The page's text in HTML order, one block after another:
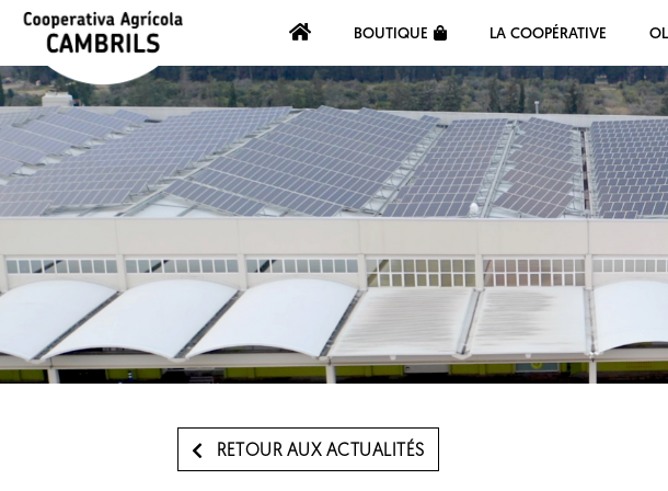
BOUTIQUE LA COOPÉRATIVE
RETOUR AUX ACTUALITÉS